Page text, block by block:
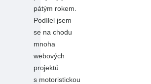
pátým rokem.
Podílel jsem
se na chodu
mnoha
webových
projektů
s motoristickou